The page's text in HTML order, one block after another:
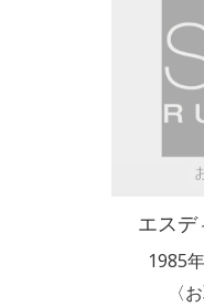
エスデ
1985
〈